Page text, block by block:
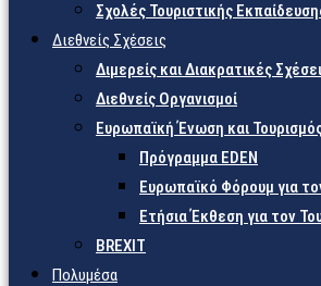
Σχολές Τουριστικής
Διεθνείς Σχέσεις
Διμερείς και Διακρατικές
Διεθνείς Οργανισμοί
Ευρωπαϊκή Ένωση και
Πρόγραμμα EDEN
Ευρωπαϊκό Φόρουμ για
Ετήσια Έκθεση για τον
BREXIT
Πολυμέσα